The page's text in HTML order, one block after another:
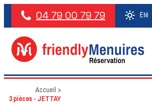
04 79 00 79 79 Été
Accueil >
3 pièces - JETTAY